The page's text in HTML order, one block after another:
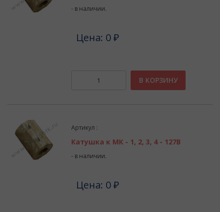
- в наличии.
Цена: 0 ₽
В КОРЗИНУ
Артикул :
Катушка к МК - 1, 2, 3, 4 - 127В
- в наличии.
Цена: 0 ₽